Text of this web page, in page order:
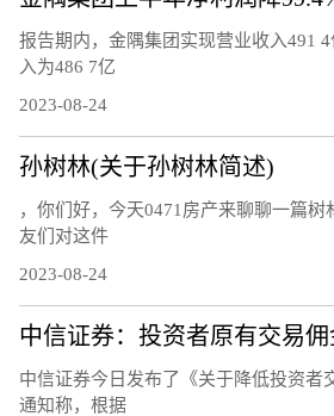
报告期内，金隅集团实现营业收入491
入为486 7亿
2023-08-24
孙树林(关于孙树林简述)
，你们好，今天0471房产来聊聊一篇树
友们对这件
2023-08-24
中信证券今日发布了《关于降低投资者
通知称，根据